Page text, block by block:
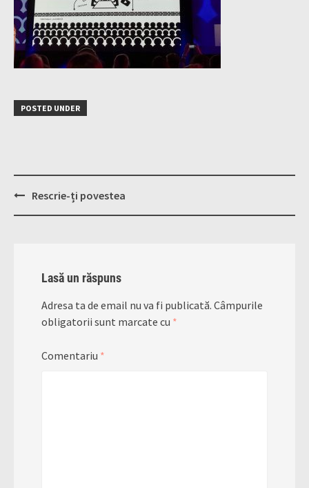
POSTED UNDER
PostRescrie-ți povestea
Lasă un răspuns
Adresa ta de email nu va fi publicată. Câmpurile
obligatorii sunt marcate cu *
Comentariu *